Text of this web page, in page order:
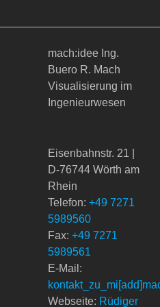
mach:idee Ing.
Buero R. Mach
Visualisierung im
Ingenieurwesen
Eisenbahnstr. 21 |
D-76744 Wörth am
Rhein
Telefon: +49 7271
5989560
Fax: +49 7271
5989561
E-Mail:
Webseite: Rüdiger